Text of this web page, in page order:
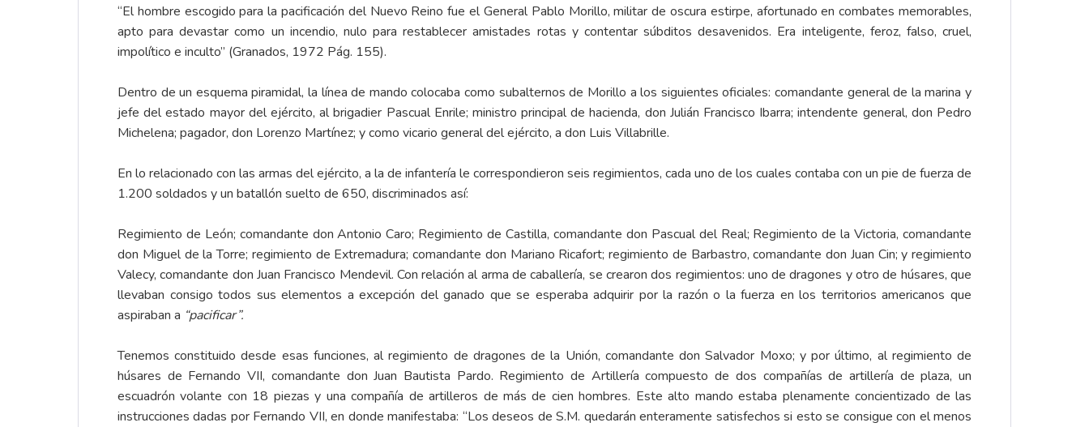
“El hombre escogido para la pacificación del Nuevo Reino fue el General Pablo Morillo, militar de oscura estirpe, afortunado en combates memorables,
apto para devastar como un incendio, nulo para restablecer amistades rotas y contentar súbditos desavenidos. Era inteligente, feroz, falso, cruel,
impolítico e inculto” (Granados, 1972 Pág. 155).
Dentro de un esquema piramidal, la línea de mando colocaba como subalternos de Morillo a los siguientes oficiales: comandante general de la marina y
jefe del estado mayor del ejército, al brigadier Pascual Enrile; ministro principal de hacienda, don Julián Francisco Ibarra; intendente general, don Pedro
Michelena; pagador, don Lorenzo Martínez; y como vicario general del ejército, a don Luis Villabrille.
En lo relacionado con las armas del ejército, a la de infantería le correspondieron seis regimientos, cada uno de los cuales contaba con un pie de fuerza de
1.200 soldados y un batallón suelto de 650, discriminados así:
Regimiento de León; comandante don Antonio Caro; Regimiento de Castilla, comandante don Pascual del Real; Regimiento de la Victoria, comandante
don Miguel de la Torre; regimiento de Extremadura; comandante don Mariano Ricafort; regimiento de Barbastro, comandante don Juan Cin; y regimiento
Valecy, comandante don Juan Francisco Mendevil. Con relación al arma de caballería, se crearon dos regimientos: uno de dragones y otro de húsares, que
llevaban consigo todos sus elementos a excepción del ganado que se esperaba adquirir por la razón o la fuerza en los territorios americanos que
aspiraban a “pacificar”.
Tenemos constituido desde esas funciones, al regimiento de dragones de la Unión, comandante don Salvador Moxo; y por último, al regimiento de
húsares de Fernando VII, comandante don Juan Bautista Pardo. Regimiento de Artillería compuesto de dos compañías de artillería de plaza, un
escuadrón volante con 18 piezas y una compañía de artilleros de más de cien hombres. Este alto mando estaba plenamente concientizado de las
instrucciones dadas por Fernando VII, en donde manifestaba: “Los deseos de S.M. quedarán enteramente satisfechos si esto se consigue con el menos